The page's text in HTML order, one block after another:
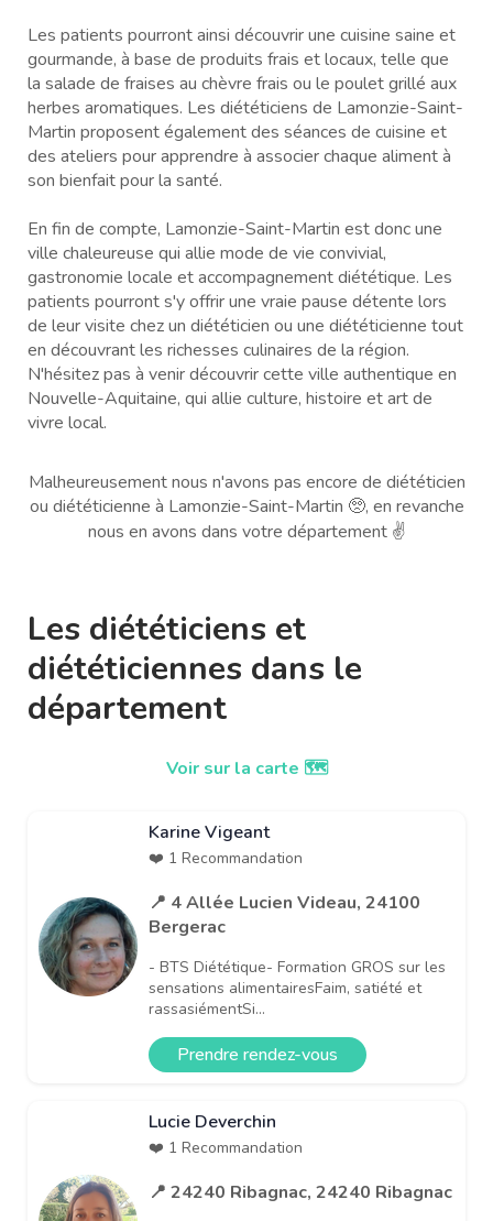
Les patients pourront ainsi découvrir une cuisine saine et
gourmande, à base de produits frais et locaux, telle que
la salade de fraises au chèvre frais ou le poulet grillé aux
herbes aromatiques. Les diététiciens de Lamonzie-Saint-
Martin proposent également des séances de cuisine et
des ateliers pour apprendre à associer chaque aliment à
son bienfait pour la santé.
En fin de compte, Lamonzie-Saint-Martin est donc une
ville chaleureuse qui allie mode de vie convivial,
gastronomie locale et accompagnement diététique. Les
patients pourront s'y offrir une vraie pause détente lors
de leur visite chez un diététicien ou une diététicienne tout
en découvrant les richesses culinaires de la région.
N'hésitez pas à venir découvrir cette ville authentique en
Nouvelle-Aquitaine, qui allie culture, histoire et art de
vivre local.
Malheureusement nous n'avons pas encore de diététicien
ou diététicienne à Lamonzie-Saint-Martin 🥺, en revanche
nous en avons dans votre département ✌️
Les diététiciens et
diététiciennes dans le
département
Voir sur la carte 🗺️
Karine Vigeant
❤️ 1 Recommandation
📍 4 Allée Lucien Videau, 24100
Bergerac
- BTS Diététique- Formation GROS sur les
sensations alimentairesFaim, satiété et
rassasiémentSi...
Prendre rendez-vous
Lucie Deverchin
❤️ 1 Recommandation
📍 24240 Ribagnac, 24240 Ribagnac